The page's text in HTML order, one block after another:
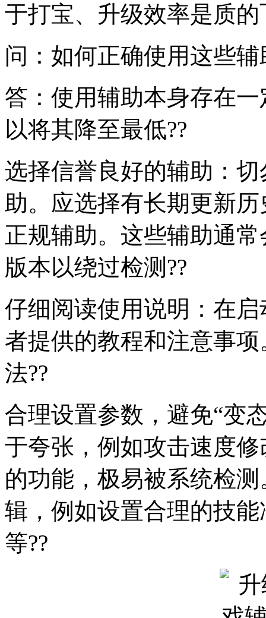
于打宝、升级效率是质的
问：如何正确使用这些
答：使用辅助本身存在
以将其降至最低??
选择信誉良好的辅助：
助。应选择有长期更新
正规辅助。这些辅助通
版本以绕过检测??
仔细阅读使用说明：在
者提供的教程和注意事
法??
合理设置参数，避免“变
于夸张，例如攻击速度
的功能，极易被系统检
辑，例如设置合理的技
等??